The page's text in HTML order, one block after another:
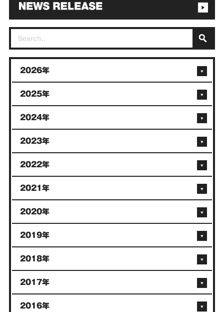
2026年
2025年
2024年
2023年
2022年
2021年
2020年
2019年
2018年
2017年
2016年